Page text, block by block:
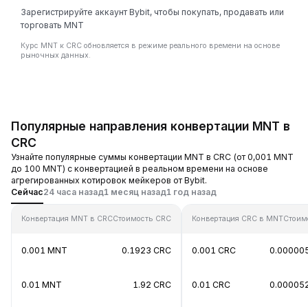
Зарегистрируйте аккаунт Bybit, чтобы покупать, продавать или
торговать MNT
Курс MNT к CRC обновляется в режиме реального времени на основе
рыночных данных.
Популярные направления конвертации MNT в
CRC
Узнайте популярные суммы конвертации MNT в CRC (от 0,001 MNT
до 100 MNT) с конвертацией в реальном времени на основе
агрегированных котировок мейкеров от Bybit.
Сейчас24 часа назад1 месяц назад1 год назад
Конвертация MNT в CRCСтоимость CRC
0.001 MNT 0.1923 CRC
0.01 MNT 1.92 CRC
Конвертация CRC в MNT
0.001 CRC
0.01 CRC